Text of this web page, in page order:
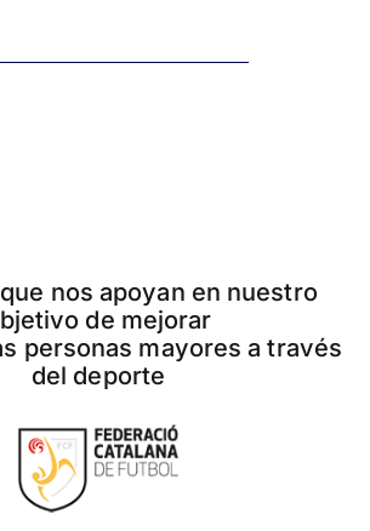
nos apoyan en nuestro
de mejorar
personas mayores a través
del deporte